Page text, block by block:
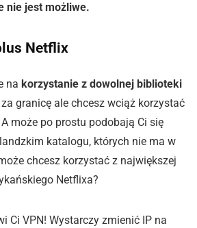
nie jest możliwe.
Netflix
na korzystanie z dowolnej biblioteki
granicę ale chcesz wciąż korzystać
może po prostu podobają Ci się
katalogu, których nie ma w
chcesz korzystać z największej
Netflixa?
Ci VPN! Wystarczy zmienić IP na